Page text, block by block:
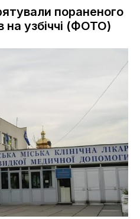
пораненого
на узбіччі (ФОТО)